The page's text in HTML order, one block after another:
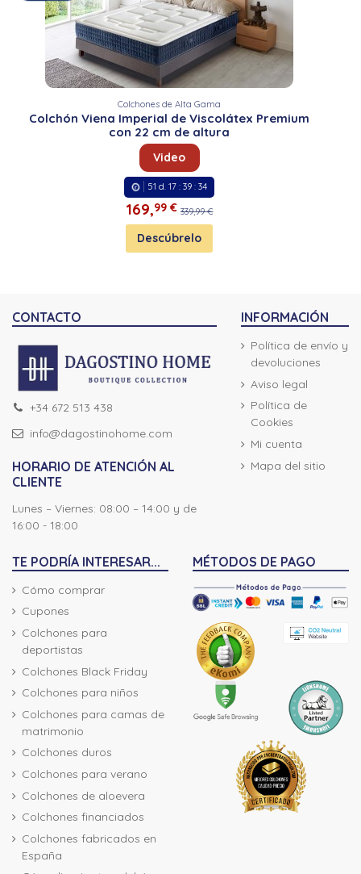
Colchones de Alta Gama
Colchón Viena Imperial de Viscolátex Premium
con 22 cm de altura
Video
51 d. 17 :39 :33
169,99 € 339,99 €
Descúbrelo
CONTACTO
+34 672 513 438
info@dagostinohome.com
HORARIO DE ATENCIÓN AL
CLIENTE
Lunes – Viernes: 08:00 – 14:00 y de
16:00 - 18:00
INFORMACIÓN
Política de envío y
devoluciones
Aviso legal
Política de
Cookies
Mi cuenta
Mapa del sitio
TE PODRÍA INTERESAR...
Cómo comprar
Cupones
Colchones para
deportistas
Colchones Black Friday
Colchones para niños
Colchones para camas de
matrimonio
Colchones duros
Colchones para verano
Colchones de aloevera
Colchones financiados
Colchones fabricados en
España
MÉTODOS DE PAGO